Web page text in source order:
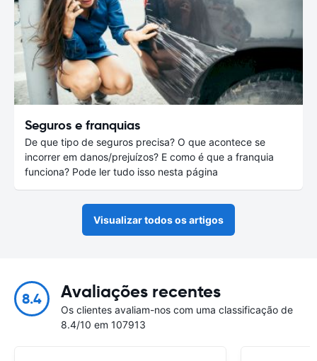
Seguros e franquias
De que tipo de seguros precisa? O que acontece se
incorrer em danos/prejuízos? E como é que a franquia
funciona? Pode ler tudo isso nesta página
Visualizar todos os artigos
8.4 Avaliações recentes
Os clientes avaliam-nos com uma classificação de
8.4/10 em 107913